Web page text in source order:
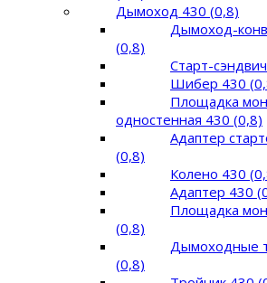
Дымоход 430 (0,8)
Дымоход-
(0,8)
Старт-
Шибер 430
Площадка
одностенная 430 (0,8)
Адаптер
(0,8)
Колено 430
Адаптер 430
Площадка
(0,8)
Дымоходные
(0,8)